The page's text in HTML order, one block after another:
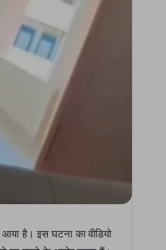
है। इस घटना का वीडियो